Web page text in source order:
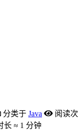
分类于 Java
阅读次
长 ≈ 1 分钟